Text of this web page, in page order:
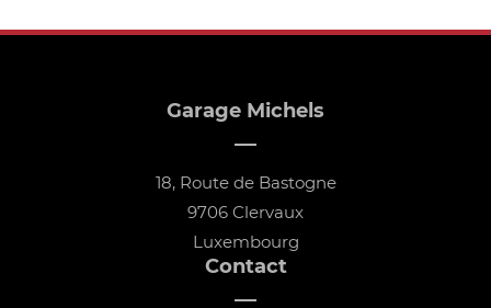
Garage Michels
18, Route de Bastogne
9706 Clervaux
Luxembourg
Contact